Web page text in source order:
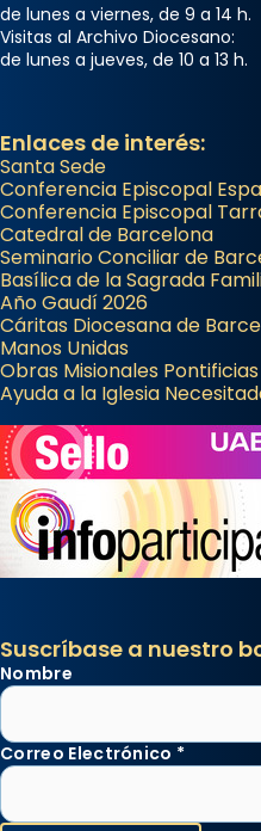
de lunes a viernes, de 9 a 14 h.
Visitas al Archivo Diocesano:
de lunes a jueves, de 10 a 13 h.
Enlaces de interés:
Santa Sede
Conferencia Episcopal
Conferencia Episcopal
Catedral de Barcelona
Seminario Conciliar de
Basílica de la Sagrada
Año Gaudí 2026
Cáritas Diocesana de
Manos Unidas
Obras Misionales Pontificias
Ayuda a la Iglesia
Suscríbase a nuestro
Nombre
Correo Electrónico *